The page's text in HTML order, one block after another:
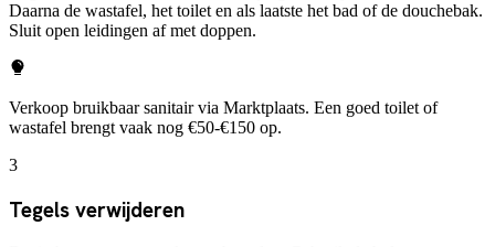
Daarna de wastafel, het toilet en als laatste het bad of de douchebak.
Sluit open leidingen af met doppen.
Verkoop bruikbaar sanitair via Marktplaats. Een goed toilet of
wastafel brengt vaak nog €50-€150 op.
3
Tegels verwijderen